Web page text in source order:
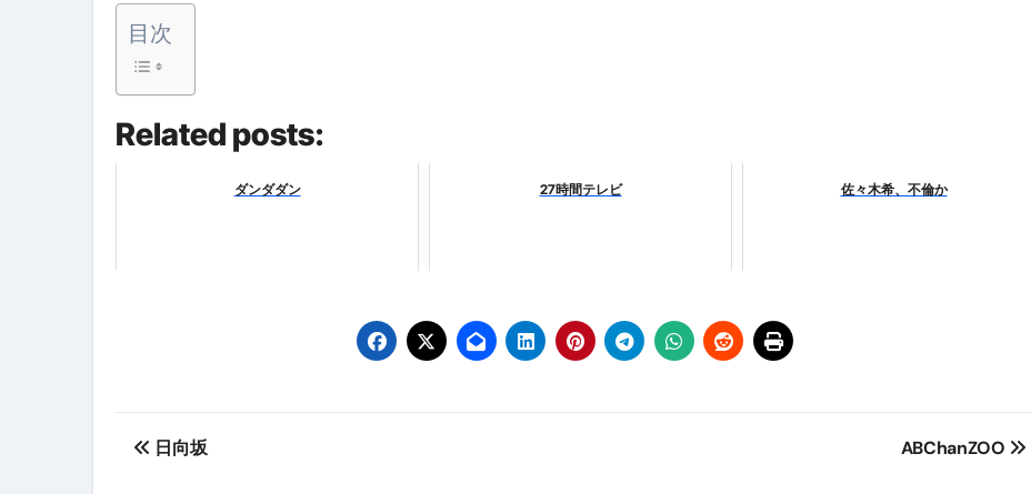
この動画は国にすぐ消されます。これが日本が残念な国になった理由です。国民は●●をしないと
【PR】フリーランス必見！入金前の売上をすぐに現金で受け取る方法
目次
Related posts:
ダンダダン 27時間テレビ 佐々木希、不倫か
投 日向坂 ABChanZOO